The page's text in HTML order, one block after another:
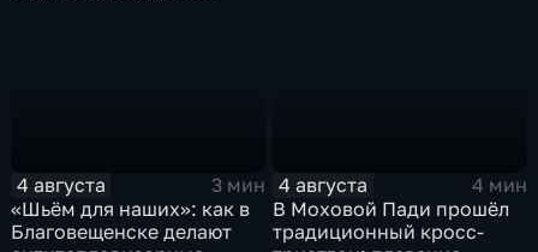
4 августа
3 мин
«Шьём для наших»: как в
Благовещенске делают
4 августа
4 мин
В Моховой Пади прошёл
традиционный кросс-